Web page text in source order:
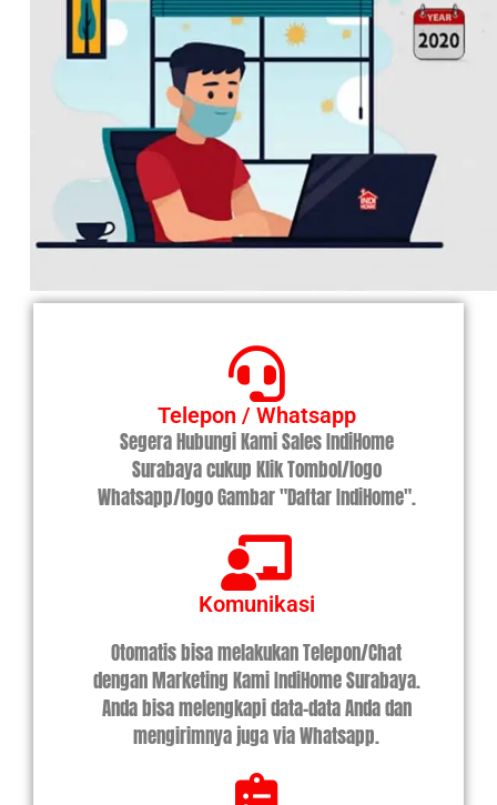
Telepon / Whatsapp
Segera Hubungi Kami Sales IndiHome
Surabaya cukup Klik Tombol/logo
Whatsapp/logo Gambar "Daftar IndiHome".
Komunikasi
Otomatis bisa melakukan Telepon/Chat
dengan Marketing Kami IndiHome Surabaya.
Anda bisa melengkapi data-data Anda dan
mengirimnya juga via Whatsapp.